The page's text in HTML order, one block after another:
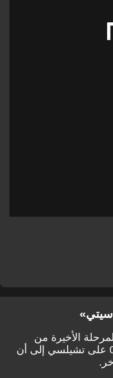
الأخيرة من
الموسم، ويشير فوزه الساحق 3-0 على تشيلسي إلى أن